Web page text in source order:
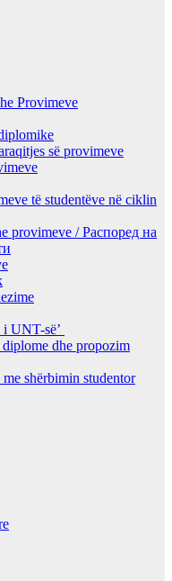
Provimeve
së provimeve
të studentëve në ciklin
provimeve / Распоред на
UNT-së’
dhe propozim
shërbimin studentor